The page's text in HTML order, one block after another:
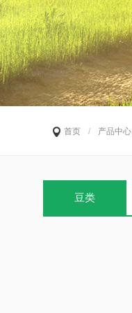
首页 / 产品中心
豆类